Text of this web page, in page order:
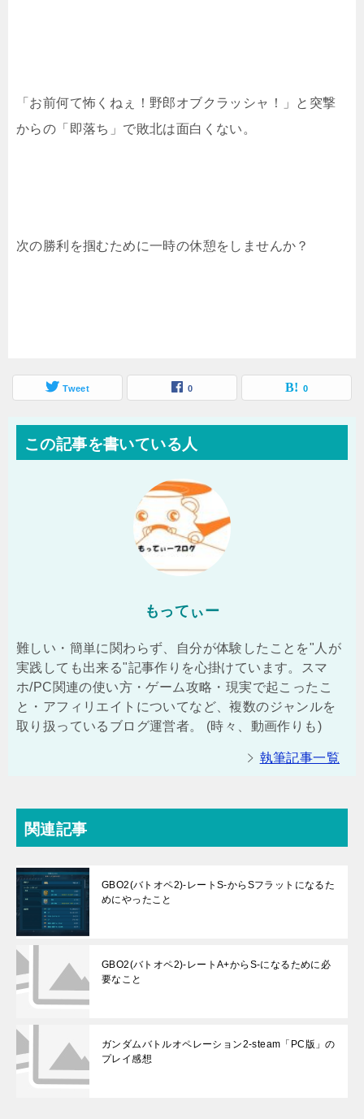
「お前何て怖くねぇ！野郎オブクラッシャ！」と突撃
からの「即落ち」で敗北は面白くない。
次の勝利を掴むために一時の休憩をしませんか？
Tweet 0 0
この記事を書いている人
もってぃー
難しい・簡単に関わらず、自分が体験したことを"人が
実践しても出来る"記事作りを心掛けています。スマ
ホ/PC関連の使い方・ゲーム攻略・現実で起こったこ
と・アフィリエイトについてなど、複数のジャンルを
取り扱っているブログ運営者。 (時々、動画作りも)
執筆記事一覧
関連記事
GBO2(バトオペ2)-レートS-からSフラットになるた
めにやったこと
GBO2(バトオペ2)-レートA+からS-になるために必
要なこと
ガンダムバトルオペレーション2-steam「PC版」の
プレイ感想